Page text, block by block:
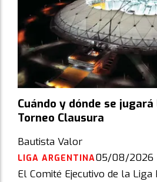
Cuándo y dónde se
Torneo Clausura
Bautista Valor
LIGA ARGENTINA05/08/2026
El Comité Ejecutivo de la